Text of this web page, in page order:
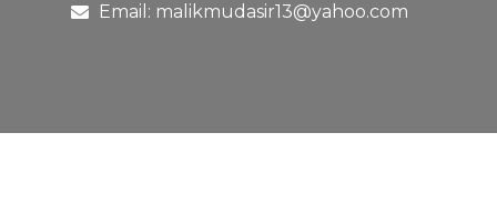
Email: malikmudasir13@yahoo.com